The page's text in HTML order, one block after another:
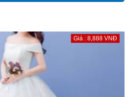
Giá : 8,888 VNĐ